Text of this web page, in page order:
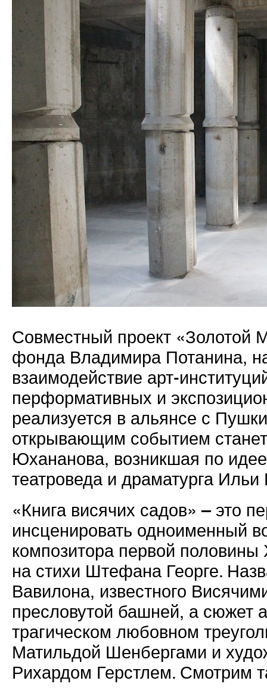
Совместный проект «Золотой
фонда Владимира Потанина,
взаимодействие арт-
перформативных и
реализуется в альянсе с
открывающим событием
Юхананова, возникшая по
театроведа и драматурга Ильи
«Книга висячих садов» – это
инсценировать одноименный
композитора первой
на стихи Штефана Георге.
Вавилона, известного
пресловутой башней, а сюжет
трагическом любовном
Матильдой Шенбергами и
Рихардом Герстлем. Смотрим